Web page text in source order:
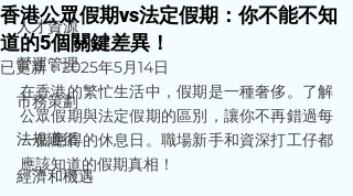
人才資源
營運管理
市務策劃
法規遵循
經濟和機遇
香港公眾假期vs法定假期：你不能不知
道的5個關鍵差異！
已更新：2025年5月14日
在香港的繁忙生活中，假期是一種奢侈。了解
公眾假期與法定假期的區別，讓你不再錯過每
一個應得的休息日。職場新手和資深打工仔都
應該知道的假期真相！